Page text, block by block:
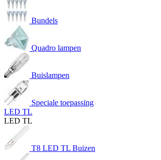
Bundels
Quadro lampen
Buislampen
Speciale toepassing
LED TL
LED TL
T8 LED TL Buizen